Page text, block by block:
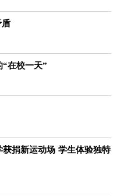
盾
在校一天”
获捐新运动场 学生体验独特